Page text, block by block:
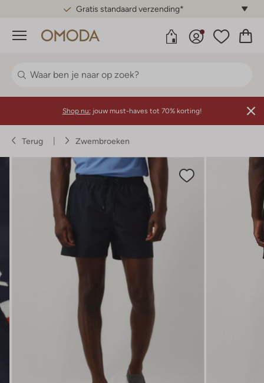
Gratis standaard verzending*
Menu
Shop nu: jouw must-haves tot 70% korting!
Terug Zwembroeken